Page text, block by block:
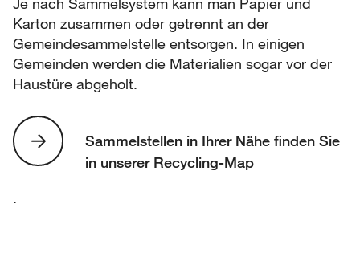
Karton zusammen oder getrennt an der
Gemeindesammelstelle entsorgen. In einigen
Gemeinden werden die Materialien sogar vor der
Haustüre abgeholt.
Sammelstellen in Ihrer Nähe finden Sie
in unserer Recycling-Map
.